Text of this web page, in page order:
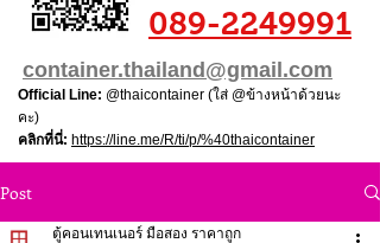
089-2249991
container.thailand@gmail.com
Official Line: @thaicontainer (ใส่ @ข้างหน้าด้วยนะ
คะ)
คลิกที่นี่: https://line.me/R/ti/p/%40thaicontainer
Post
ตู้คอนเทนเนอร์ มือสอง ราคาถูก